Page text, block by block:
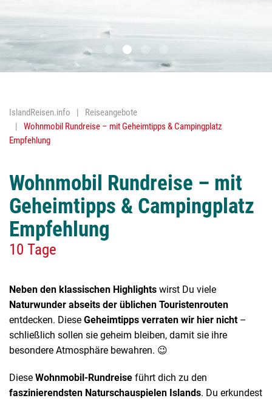
Reykjavik
IslandReisen.info
Reiseangebote
Wohnmobil Rundreise – mit Geheimtipps & Campingplatz
Empfehlung
Wohnmobil Rundreise – mit
Geheimtipps & Campingplatz
Empfehlung
10 Tage
Neben den klassischen Highlights wirst Du viele
Naturwunder abseits der üblichen Touristenrouten
entdecken. Diese Geheimtipps verraten wir hier nicht–
schließlich sollen sie geheim bleiben, damit sie ihre
besondere Atmosphäre bewahren. 😉
Diese Wohnmobil-Rundreise führt dich zu den
faszinierendsten Naturschauspielen Islands. Du erkundest